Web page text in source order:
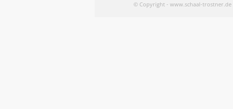
© Copyright - www.schaal-trostner.de